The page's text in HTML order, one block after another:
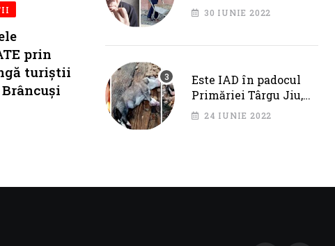
prin
turiștii
la Primăria Târgu Jiu.
30 IUNIE 2022
Este IAD în padocul
Primăriei Târgu Jiu,
dar IPJ Gorj spune
24 IUNIE 2022